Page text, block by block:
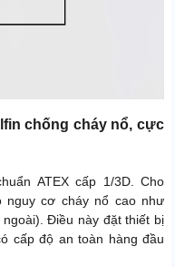
chống cháy nổ, cực
ATEX cấp 1/3D. Cho
nguy cơ cháy nổ cao như
Điều này đặt thiết bị
cấp độ an toàn hàng đầu